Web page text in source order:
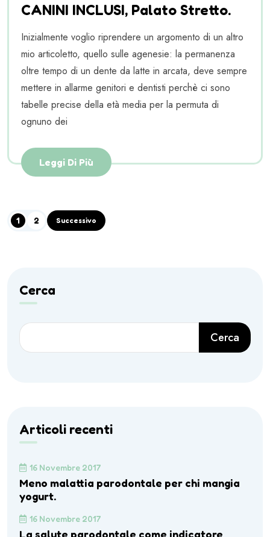
CANINI INCLUSI, Palato Stretto.
Inizialmente voglio riprendere un argomento di un altro
mio articoletto, quello sulle agenesie: la permanenza
oltre tempo di un dente da latte in arcata, deve sempre
mettere in allarme genitori e dentisti perchè ci sono
tabelle precise della età media per la permuta di
ognuno dei
Leggi Di Più
1 2 Successivo
Cerca
Cerca
Articoli recenti
16 Novembre 2017
Meno malattia parodontale per chi mangia
yogurt.
16 Novembre 2017
La salute parodontale come indicatore